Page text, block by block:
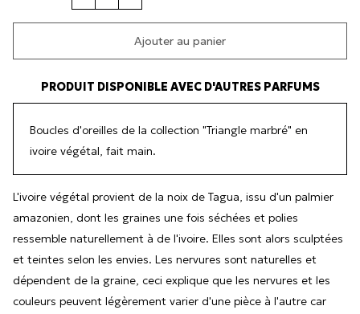
Boucles d'oreilles de la collection "Triangle marbré" en
ivoire végétal, fait main.
L'ivoire végétal provient de la noix de Tagua, issu d'un palmier
amazonien, dont les graines une fois séchées et polies
ressemble naturellement à de l'ivoire. Elles sont alors sculptées
et teintes selon les envies. Les nervures sont naturelles et
dépendent de la graine, ceci explique que les nervures et les
couleurs peuvent légèrement varier d'une pièce à l'autre car
Ajouter au panier
PRODUIT DISPONIBLE AVEC D'AUTRES PARFUMS